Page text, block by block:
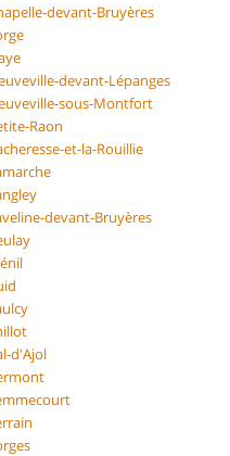
devant-Bruyères
devant-Lépanges
sous-Montfort
Raon
et-la-Rouillie
devant-Bruyères
d'Ajol